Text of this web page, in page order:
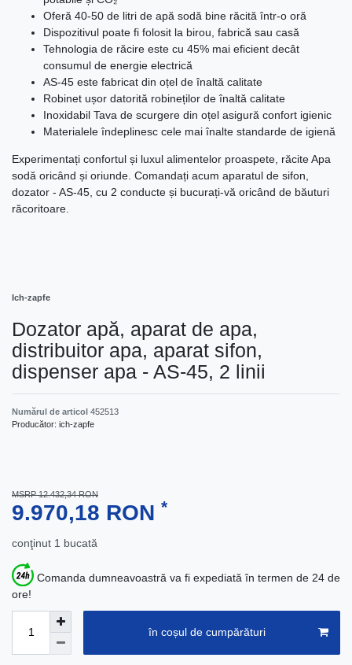
Oferă 40-50 de litri de apă sodă bine răcită într-o oră
Dispozitivul poate fi folosit la birou, fabrică sau casă
Tehnologia de răcire este cu 45% mai eficient decât
consumul de energie electrică
AS-45 este fabricat din oțel de înaltă calitate
Robinet ușor datorită robineților de înaltă calitate
Inoxidabil Tava de scurgere din oțel asigură confort igienic
Materialele îndeplinesc cele mai înalte standarde de igienă
Experimentați confortul și luxul alimentelor proaspete, răcite Apa
sodă oricând și oriunde. Comandați acum aparatul de sifon,
dozator - AS-45, cu 2 conducte și bucurați-vă oricând de băuturi
răcoritoare.
Ich-zapfe
Dozator apă, aparat de apa,
distribuitor apa, aparat sifon,
dispenser apa - AS-45, 2 linii
Numărul de articol 452513
Producător: ich-zapfe
MSRP 12.432,34 RON
9.970,18 RON *
conţinut 1 bucată
Comanda dumneavoastră va fi expediată în termen de 24 de
ore!
în coșul de cumpărături